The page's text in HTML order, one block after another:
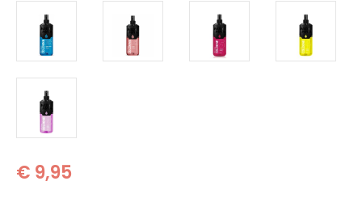
€ 9,95